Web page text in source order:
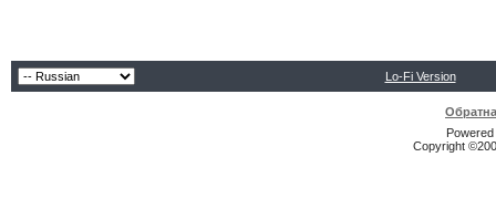
Lo-Fi Version
Copyright